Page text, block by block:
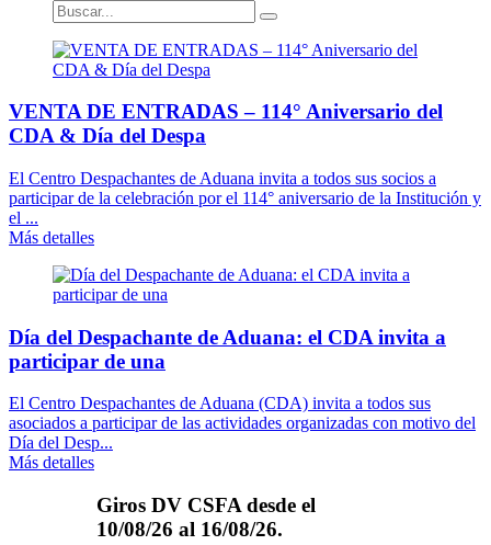
VENTA DE ENTRADAS – 114° Aniversario del
CDA & Día del Despa
El Centro Despachantes de Aduana invita a todos sus socios a
participar de la celebración por el 114° aniversario de la Institución y
el ...
Más detalles
Día del Despachante de Aduana: el CDA invita a
participar de una
El Centro Despachantes de Aduana (CDA) invita a todos sus
asociados a participar de las actividades organizadas con motivo del
Día del Desp...
Más detalles
Giros DV CSFA desde el
10/08/26 al 16/08/26.